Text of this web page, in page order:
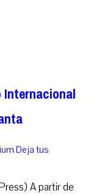
Internacional
Deja tus
A partir de